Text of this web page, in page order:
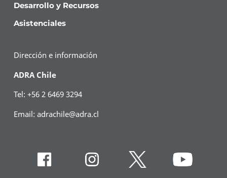
Desarrollo y Recursos
Asistenciales
Dirección e información
ADRA Chile
Tel: +56 2 6469 3294
Email:adrachile@adra.cl